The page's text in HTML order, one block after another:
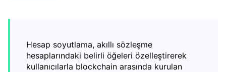
Hesap soyutlama, akıllı sözleşme
hesaplarındaki belirli öğeleri özelleştirerek
kullanıcılarla blockchain arasında kurulan